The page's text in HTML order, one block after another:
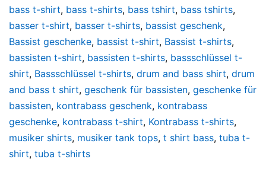
bass t-shirt, bass t-shirts, bass tshirt, bass tshirts,
basser t-shirt, basser t-shirts, bassist geschenk,
Bassist geschenke, bassist t-shirt, Bassist t-shirts,
bassisten t-shirt, bassisten t-shirts, bassschlüssel t-
shirt, Bassschlüssel t-shirts, drum and bass shirt, drum
and bass t shirt, geschenk für bassisten, geschenke für
bassisten, kontrabass geschenk, kontrabass
geschenke, kontrabass t-shirt, Kontrabass t-shirts,
musiker shirts, musiker tank tops, t shirt bass, tuba t-
shirt, tuba t-shirts